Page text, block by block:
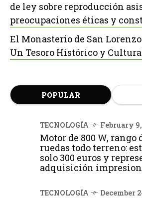
de ley sobre reproducción
preocupaciones éticas y
El Monasterio de San
Un Tesoro Histórico y
POPULAR
TECNOLOGÍA February
Motor de 800 W, rango
ruedas todo terreno:
solo 300 euros y
adquisición
TECNOLOGÍA December